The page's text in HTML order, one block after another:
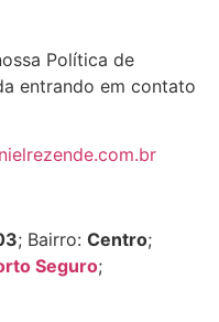
Política de
entrando em contato
; Bairro: Centro;
Seguro;